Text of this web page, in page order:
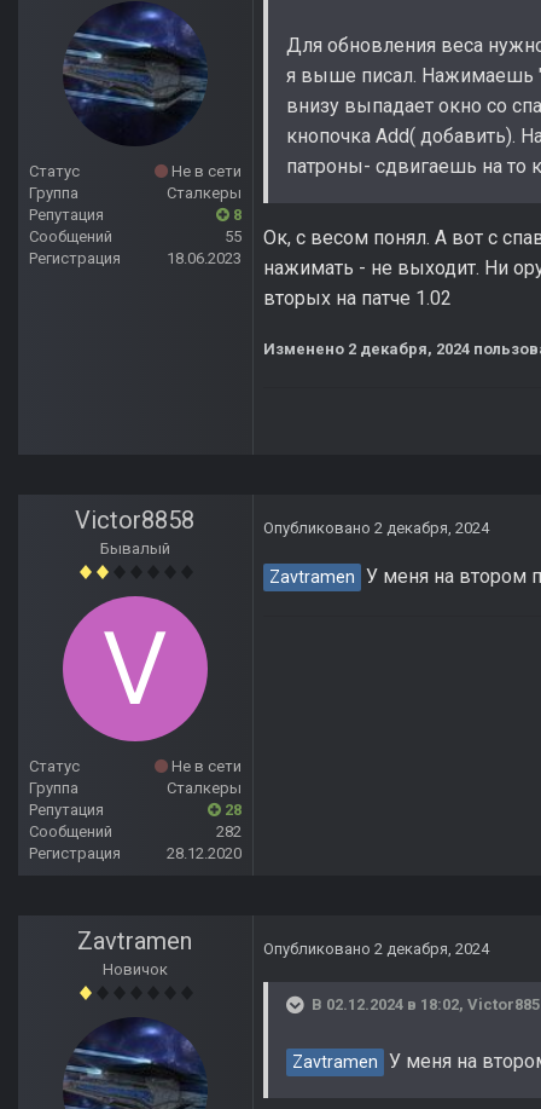
Статус
Не в сети
Группа
Сталкеры
Репутация
8
Сообщений
55
Регистрация
18.06.2023
Для обновления веса
я выше писал. Нажимаешь
внизу выпадает окно со
кнопочка Add( добавить).
патроны- сдвигаешь на то
Ок, с весом понял. А вот с
нажимать - не выходит. Ни
вторых на патче 1.02
Изменено 2 декабря, 2024
Victor8858
Бывалый
Статус
Не в сети
Группа
Сталкеры
Репутация
28
Сообщений
282
Регистрация
28.12.2020
Опубликовано 2 декабря, 2024
Zavtramen У меня на втором
Zavtramen
Новичок
Опубликовано 2 декабря, 2024
В 02.12.2024 в 18:02,
Zavtramen У меня на